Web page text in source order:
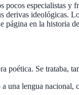
especialistas y
deri­vas ideológicas.
en la historia
poética. Se trataba,
lengua nacional,